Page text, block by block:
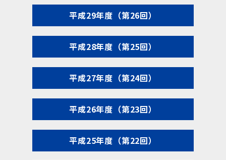
平成29年度（第26回）
平成28年度（第25回）
平成27年度（第24回）
平成26年度（第23回）
平成25年度（第22回）